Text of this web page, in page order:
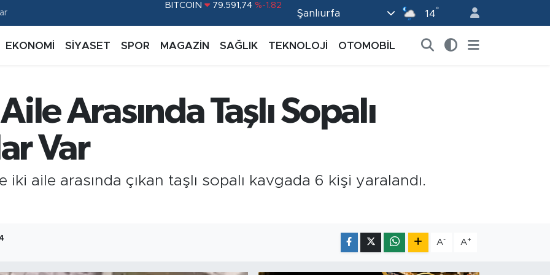
BİST100 14.598,00
BITCOIN 79.591,74 %-1.82
Şanlıurfa 14°
EKONOMİ SİYASET SPOR MAGAZİN SAĞLIK TEKNOLOJİ OTOMOBİL
Arasında Taşlı Sopalı
Var
iki aile arasında çıkan taşlı sopalı kavgada 6 kişi yaralandı.
A- A+